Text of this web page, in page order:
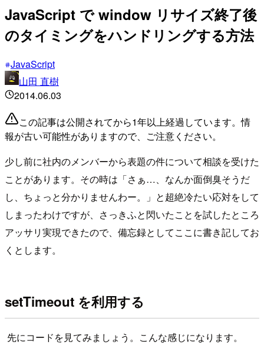
JavaScript で window リサイズ終了後
のタイミングをハンドリングする方法
JavaScript
山田 直樹
2014.06.03
この記事は公開されてから1年以上経過しています。情
報が古い可能性がありますので、ご注意ください。
少し前に社内のメンバーから表題の件について相談を受けた
ことがあります。その時は「さぁ…、なんか面倒臭そうだ
し、ちょっと分かりませんわー。」と超絶冷たい応対をして
しまったわけですが、さっきふと閃いたことを試したところ
アッサリ実現できたので、備忘録としてここに書き記してお
くとします。
setTimeout を利用する
先にコードを見てみましょう。こんな感じになります。